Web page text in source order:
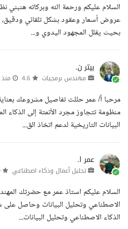
السلام عليكم ورحمة الله وبركاته هنبني
عروض أسعار وعقود بشكل تلقائي ودقيق،
بحيث يقلل المجهود اليدوي و...
بيتر ن.
مهندس برمجيات منذ 3 أشهر
مرحبا أ/ عمر حللت تفاصيل مشروعك
منظومة تتجاوز مجرد الأتمتة إلى
البيانات التاريخية لدعم اتخاذ الق...
عمر ا.
تحليل أعمال وذكاء اصطناعي
السلام عليكم استاذ عمر مع حضرتك
الاصطناعي وتحليل البيانات وحاصل على
الذكاء الاصطناعي وتحليل البيانات...